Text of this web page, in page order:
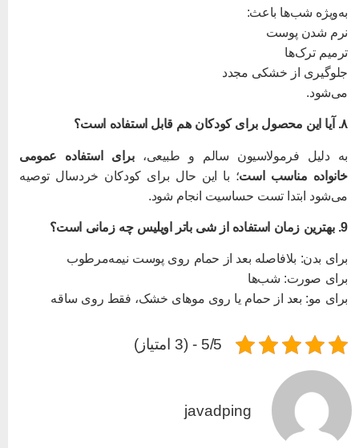
شب‌ها باعث:
شدن پوست
ترک‌ها
از خشکی مجدد
دلیل فرمولاسیون سالم و طبیعی،برای استفاده عمومی
مناسب است؛ با این حال برای کودکان خردسال توصیه
ابتدا تست حساسیت انجام شود.
بدن: بلافاصله بعد از حمام روی پوست نیمه‌مرطوب
صورت: شب‌ها
مو: بعد از حمام یا روی موهای خشک، فقط روی ساقه
5/5 - (3 امتیاز)
javadping